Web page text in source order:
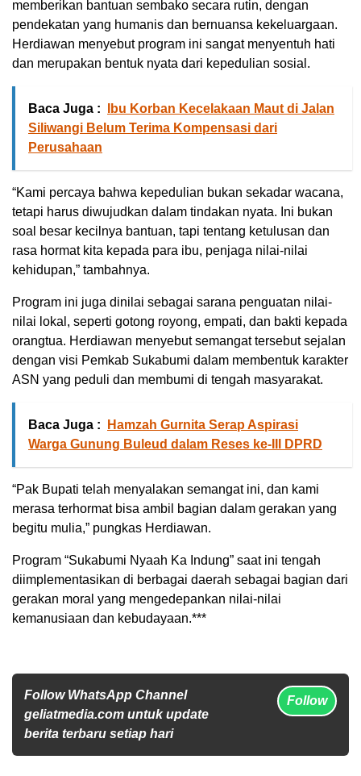
memberikan bantuan sembako secara rutin, dengan
pendekatan yang humanis dan bernuansa kekeluargaan.
Herdiawan menyebut program ini sangat menyentuh hati
dan merupakan bentuk nyata dari kepedulian sosial.
Baca Juga :
Ibu Korban Kecelakaan Maut di Jalan
Siliwangi Belum Terima Kompensasi dari
Perusahaan
“Kami percaya bahwa kepedulian bukan sekadar wacana,
tetapi harus diwujudkan dalam tindakan nyata. Ini bukan
soal besar kecilnya bantuan, tapi tentang ketulusan dan
rasa hormat kita kepada para ibu, penjaga nilai-nilai
kehidupan,” tambahnya.
Program ini juga dinilai sebagai sarana penguatan nilai-
nilai lokal, seperti gotong royong, empati, dan bakti kepada
orangtua. Herdiawan menyebut semangat tersebut sejalan
dengan visi Pemkab Sukabumi dalam membentuk karakter
ASN yang peduli dan membumi di tengah masyarakat.
Baca Juga :
Hamzah Gurnita Serap Aspirasi
Warga Gunung Buleud dalam Reses ke-III DPRD
“Pak Bupati telah menyalakan semangat ini, dan kami
merasa terhormat bisa ambil bagian dalam gerakan yang
begitu mulia,” pungkas Herdiawan.
Program “Sukabumi Nyaah Ka Indung” saat ini tengah
diimplementasikan di berbagai daerah sebagai bagian dari
gerakan moral yang mengedepankan nilai-nilai
kemanusiaan dan kebudayaan.***
Follow WhatsApp Channel
geliatmedia.com untuk update
berita terbaru setiap hari
Follow